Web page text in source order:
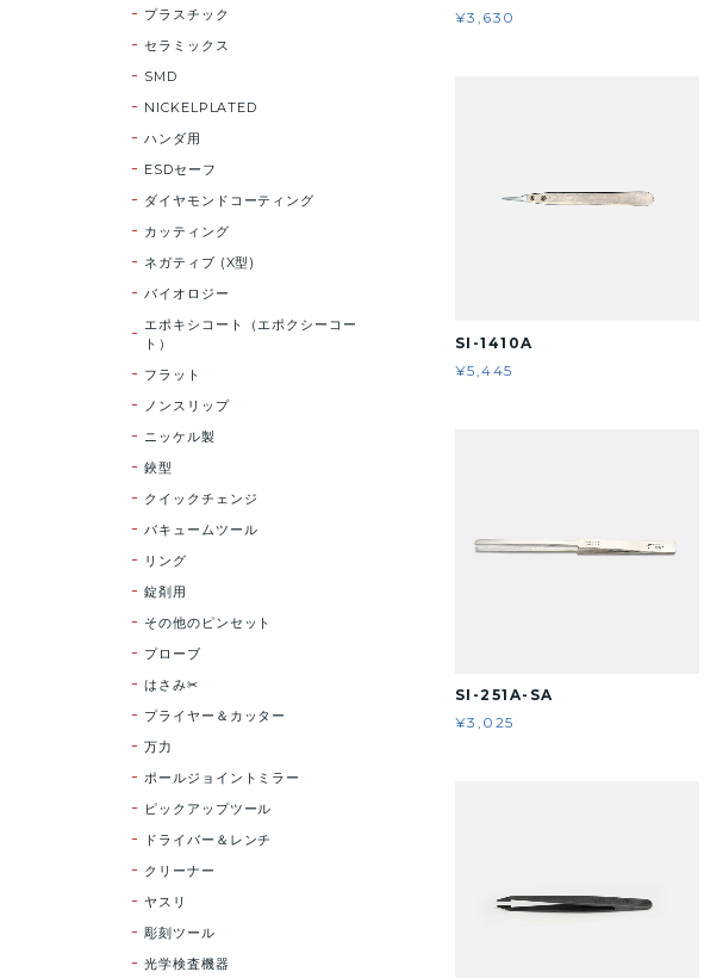
¥3,630
SI-1410A
¥5,445
SI-251A-SA
¥3,025
プラスチック
セラミックス
SMD
NICKELPLATED
ハンダ用
ESDセーフ
ダイヤモンドコーティング
カッティング
ネガティブ (X型)
バイオロジー
エポキシコート（エポクシーコー
ト）
フラット
ノンスリップ
ニッケル製
鋏型
クイックチェンジ
バキュームツール
リング
錠剤用
その他のピンセット
プローブ
はさみ✂
プライヤー＆カッター
万力
ポールジョイントミラー
ピックアップツール
ドライバー＆レンチ
クリーナー
ヤスリ
彫刻ツール
光学検査機器